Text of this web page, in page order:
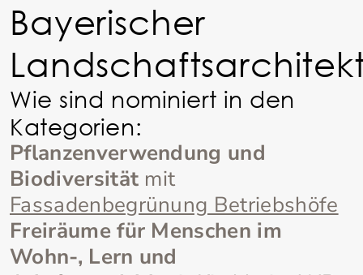
Bayerischer
Wie sind nominiert in den
Kategorien:
Pflanzenverwendung und
Biodiversität mit
Fassadenbegrünung Betriebshöfe
Freiräume für Menschen im
Wohn-, Lern und